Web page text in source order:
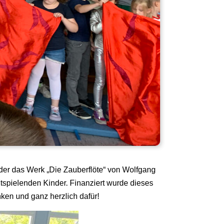
das Werk „Die Zauberflöte“ von Wolfgang
Kinder. Finanziert wurde dieses
und ganz herzlich dafür!